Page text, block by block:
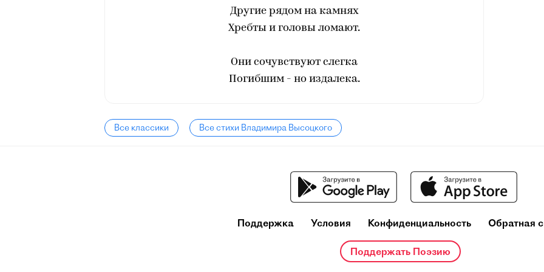
Другие рядом на камнях
Хребты и головы ломают.
Они сочувствуют слегка
Погибшим - но издалека.
Все классики Все стихи Владимира Высоцкого
Поддержка Условия Конфиденциальность Обратная
Поддержать Поэзию